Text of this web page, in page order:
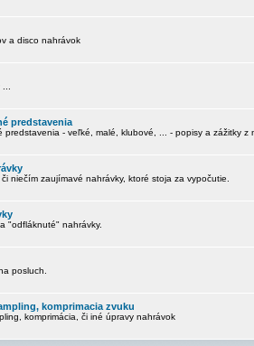
a disco nahrávok
predstavenia
predstavenia - veľké, malé, klubové, ... - popisy a zážitky z
niečím zaujímavé nahrávky, ktoré stoja za vypočutie.
"odfláknuté" nahrávky.
posluch.
komprimacia zvuku
komprimácia, či iné úpravy nahrávok